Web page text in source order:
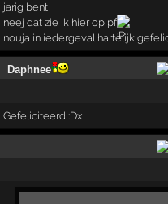
jarig bent
neej dat zie ik hier op pf
nouja in iedergeval hartelijk
Daphnee
Gefeliciteerd :Dx